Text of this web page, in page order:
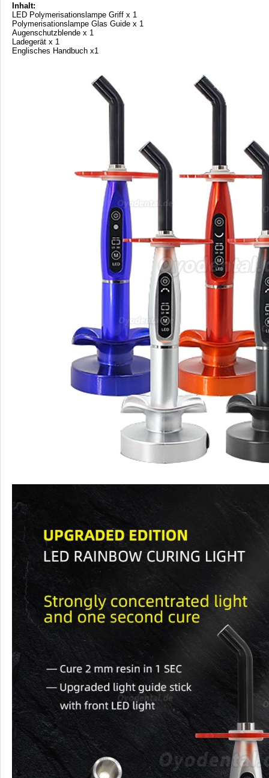
Inhalt:
LED Polymerisationslampe Griff x 1
Polymerisationslampe Glas Guide x 1
Augenschutzblende x 1
Ladegerät x 1
Englisches Handbuch x1